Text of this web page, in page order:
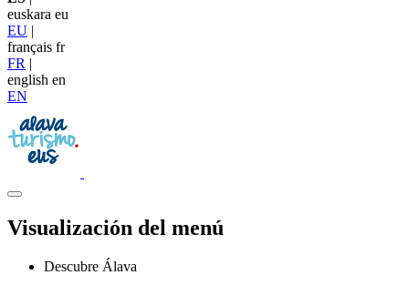
euskara eu
EU |
français fr
FR |
english en
EN
Visualización del menú
Descubre Álava